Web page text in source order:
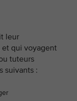
leur
et qui voyagent
tuteurs
suivants :